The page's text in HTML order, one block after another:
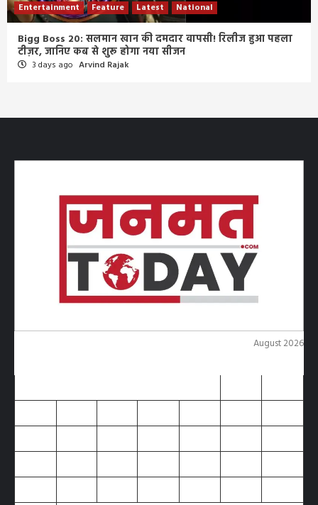
Entertainment Feature Latest National
Bigg Boss 20: सलमान खान की दमदार वापसी! रिलीज हुआ पहला
टीज़र, जानिए कब से शुरू होगा नया सीजन
3 days ago Arvind Rajak
August 2026